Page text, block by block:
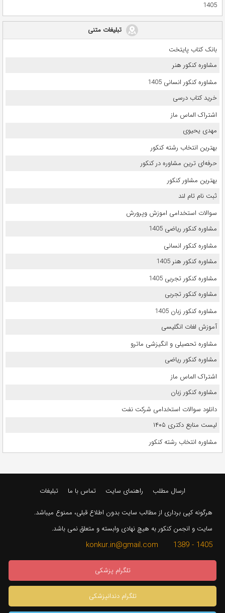
1405
تبلیغات متنی
بانک کتاب پایتخت
مشاوره کنکور هنر
مشاوره کنکور انسانی 1405
خرید کتاب درسی
اشتراک الماس ماز
مهدی یحیوی
بهترین انتخاب رشته کنکور
حرفه‌ای ترین مشاوره در کنکور
بهترین مشاور کنکور
ثبت نام تام لند
سوالات استخدامی اموزش وپرورش
مشاوره کنکور ریاضی 1405
مشاوره کنکور انسانی
مشاوره کنکور هنر 1405
مشاوره کنکور تجربی 1405
مشاوره کنکور تجربی
مشاوره کنکور زبان 1405
آموزش لغات انگلیسی
مشاوره تحصیلی و انگیزشی ماترو
مشاوره کنکور ریاضی
اشتراک الماس ماز
مشاوره کنکور زبان
دانلود سوالات استخدامی شرکت نفت
لیست منابع دکتری ۱۴۰۵
مشاوره انتخاب رشته کنکور
ارسال مطلب راهنمای سایت تماس با ما تبلیغات
هرگونه کپی برداری از مطالب سایت بدون اطلاع قبلی، ممنوع میباشد.
سایت و انجمن کنکور به هیچ نهادی وابسته و متعلق نمی باشد.
1405 - 1389 konkur.in@gmail.com
تلگرام پزشکی
تلگرام دندانپزشکی